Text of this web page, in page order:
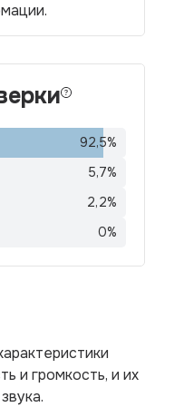
92,5%
5,7%
2,2%
0%
и громкость, и их